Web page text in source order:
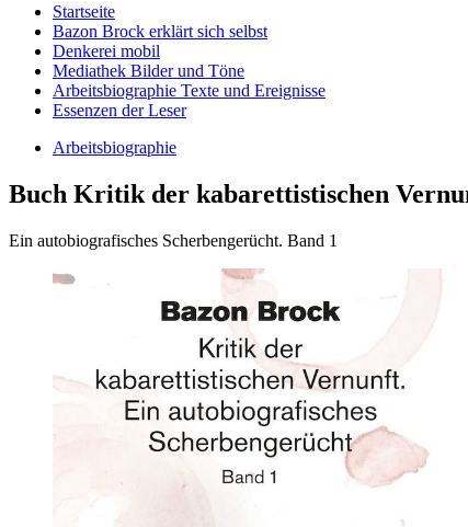
Startseite
Bazon Brock erklärt sich selbst
Denkerei mobil
Mediathek Bilder und Töne
Arbeitsbiographie Texte und Ereignisse
Essenzen der Leser
Arbeitsbiographie
Buch Kritik der kabarettistischen
Ein autobiografisches Scherbengerücht. Band 1